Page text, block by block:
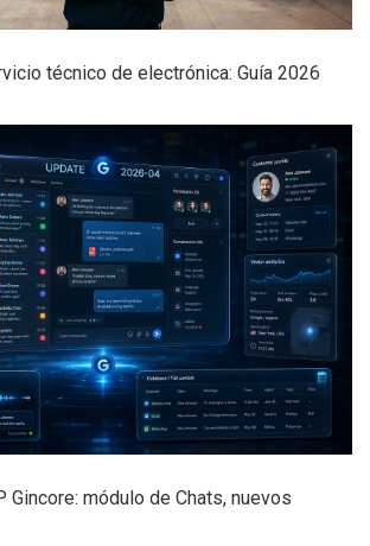
técnico de electrónica: Guía 2026
Gincore: módulo de Chats, nuevos